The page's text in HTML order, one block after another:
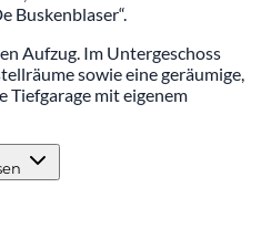
Buskenblaser“.
Aufzug. Im Untergeschoss
sowie eine geräumige,
Tiefgarage mit eigenem